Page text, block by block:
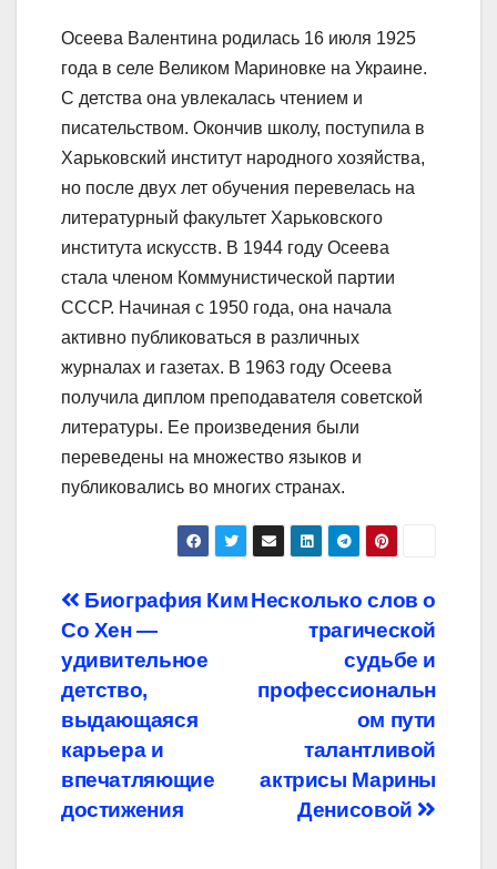
Осеева Валентина родилась 16 июля 1925
года в селе Великом Мариновке на Украине.
С детства она увлекалась чтением и
писательством. Окончив школу, поступила в
Харьковский институт народного хозяйства,
но после двух лет обучения перевелась на
литературный факультет Харьковского
института искусств. В 1944 году Осеева
стала членом Коммунистической партии
СССР. Начиная с 1950 года, она начала
активно публиковаться в различных
журналах и газетах. В 1963 году Осеева
получила диплом преподавателя советской
литературы. Ее произведения были
переведены на множество языков и
публиковались во многих странах.
Навигация
по
записям
Несколько слов о
трагической
судьбе и
профессиональн
ом пути
талантливой
актрисы Марины
Денисовой
Биография Ким
Со Хен —
удивительное
детство,
выдающаяся
карьера и
впечатляющие
достижения